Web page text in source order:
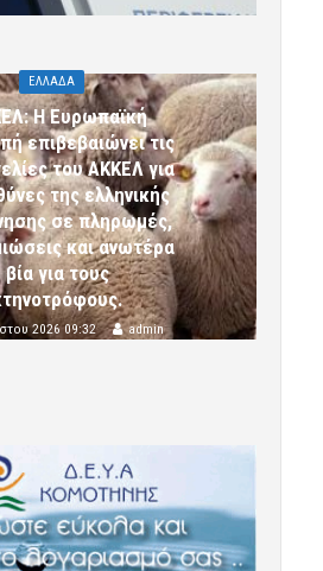
ΕΛΛΑΔΑ
Η Ευρωπαϊκή
επιβεβαιώνει τις
του ΑΚΚΕΛ για
της ελληνικής
σε πληρωμές,
και ανωτέρα
βία για τους
2026 09:32 admin